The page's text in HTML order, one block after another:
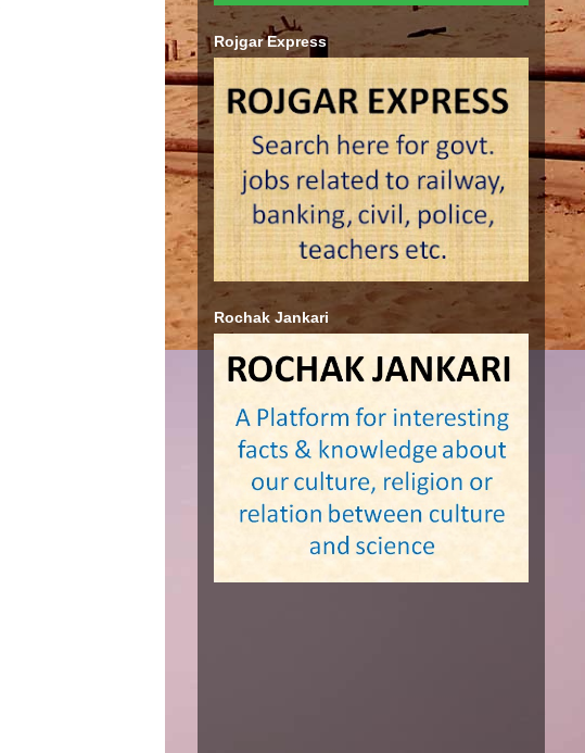
Rojgar Express
Rochak Jankari